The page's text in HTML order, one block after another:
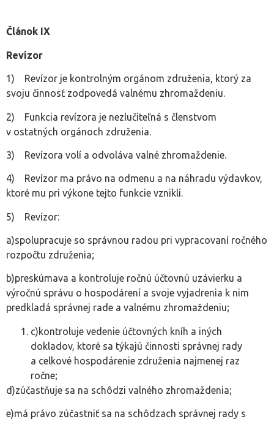
Článok IX
Revízor
1) Revízor je kontrolným orgánom združenia, ktorý za
svoju činnosť zodpovedá valnému zhromaždeniu.
2) Funkcia revízora je nezlučiteľná s členstvom
v ostatných orgánoch združenia.
3) Revízora volí a odvoláva valné zhromaždenie.
4) Revízor ma právo na odmenu a na náhradu výdavkov,
ktoré mu pri výkone tejto funkcie vznikli.
5) Revízor:
a)spolupracuje so správnou radou pri vypracovaní ročného
rozpočtu združenia;
b)preskúmava a kontroluje ročnú účtovnú uzávierku a
výročnú správu o hospodárení a svoje vyjadrenia k nim
predkladá správnej rade a valnému zhromaždeniu;
c)kontroluje vedenie účtovných kníh a iných
dokladov, ktoré sa týkajú činnosti správnej rady
a celkové hospodárenie združenia najmenej raz
ročne;
d)zúčastňuje sa na schôdzi valného zhromaždenia;
e)má právo zúčastniť sa na schôdzach správnej rady s